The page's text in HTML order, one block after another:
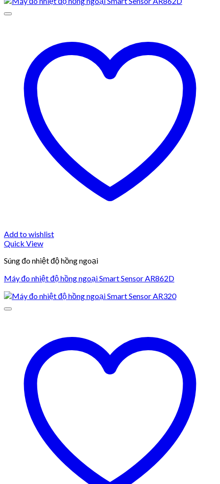
Add to wishlist
Quick View
Súng đo nhiệt độ hồng ngoại
Máy đo nhiệt độ hồng ngoại Smart Sensor AR862D